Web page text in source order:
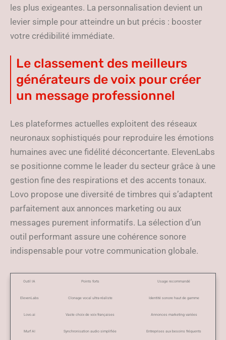
les plus exigeantes. La personnalisation devient un
levier simple pour atteindre un but précis : booster
votre crédibilité immédiate.
Le classement des meilleurs
générateurs de voix pour créer
un message professionnel
Les plateformes actuelles exploitent des réseaux
neuronaux sophistiqués pour reproduire les émotions
humaines avec une fidélité déconcertante. ElevenLabs
se positionne comme le leader du secteur grâce à une
gestion fine des respirations et des accents tonaux.
Lovo propose une diversité de timbres qui s’adaptent
parfaitement aux annonces marketing ou aux
messages purement informatifs. La sélection d’un
outil performant assure une cohérence sonore
indispensable pour votre communication globale.
Outil IA Points forts Usage recommandé
ElevenLabs Clonage vocal ultra-réaliste Identité sonore haut de gamme
Lovo.ai Vaste choix de voix françaises Annonces marketing variées
Murf AI Synchronisation audio simplifiée Entreprises aux besoins fréquents